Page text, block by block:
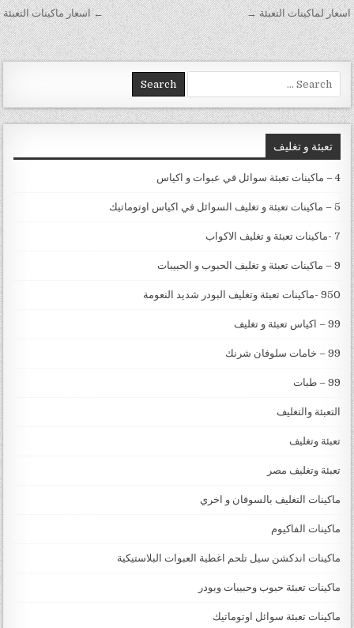
تصفّح المقالات ← اسعار ماكينات التعبئة اسعار لماكينات التعبئة →
Search for:
تعبئة و تغليف
4 – ماكينات تعبئة سوائل في عبوات و اكياس
5 – ماكينات تعبئة و تغليف السوائل في اكياس اوتوماتيك
7 -ماكينات تعبئة و تغليف الاكواب
9 – ماكينات تعبئة و تغليف الحبوب و الحبيبات
950 -ماكينات تعبئة وتغليف البودر شديد النعومة
99 – اكياس تعبئة و تغليف
99 – خامات سلوفان شرنك
99 – طبات
التعبئة والتغليف
تعبئة وتغليف
تعبئة وتغليف مصر
ماكينات التغليف بالسوفان و اخري
ماكينات الفاكيوم
ماكينات اندكشن سيل تلحم اغطية العبوات البلاستيكية
ماكينات تعبئة حبوب وحبيبات وبودر
ماكينات تعبئة سوائل اوتوماتيك